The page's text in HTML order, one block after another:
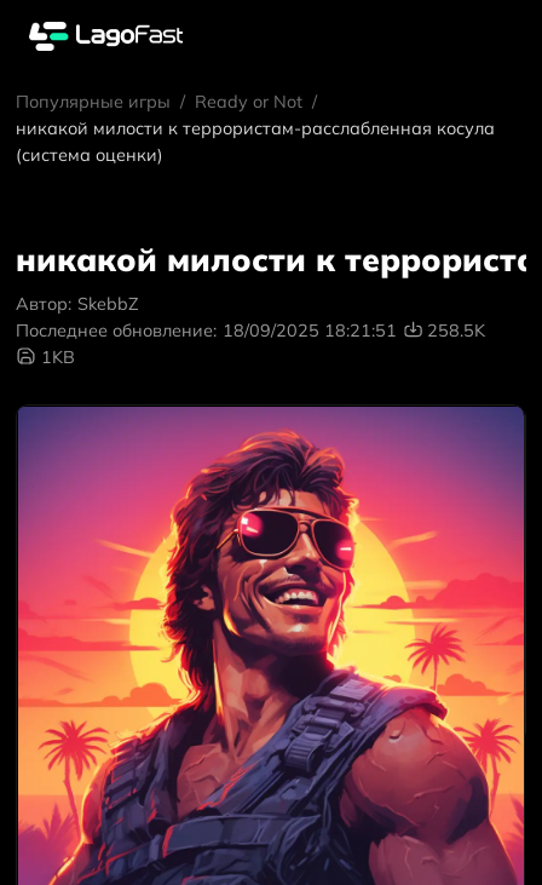
Популярные игры / Ready or Not /
никакой милости к террористам-расслабленная косула
(система оценки)
никакой милости к
Автор: SkebbZ
Последнее обновление: 18/09/2025 18:21:51
258.5K
1KB